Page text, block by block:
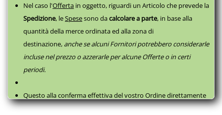
significante di questi ha ritenuto la nuova ghd gold® styler
migliore rispetto alla ghd V® gold classic styler, perché lascia i
capelli più lisci, più setosi e dall’aspetto più sano.
Nel caso l'Offerta in oggetto, riguardi un Articolo che prevede la
Spedizione, leSpesesono dacalcolare a parte, in base alla
quantità della merce ordinata ed alla zona di
destinazione, anche se alcuni Fornitori potrebbero considerarle
incluse nel prezzo o azzerarle per alcune Offerte o in certi
periodi.
Questo alla conferma effettiva del vostro Ordine direttamente
con il fornitore, successivamente a questaPrenotazione, come